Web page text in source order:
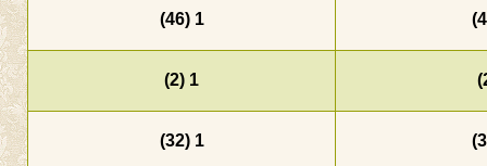
1 (46)
1 (2)
1 (32)